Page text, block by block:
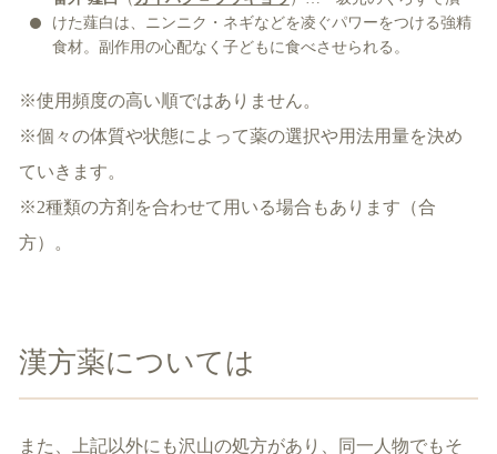
けた薤白は、ニンニク・ネギなどを凌ぐパワーをつける強精
食材。副作用の心配なく子どもに食べさせられる。
※使用頻度の高い順ではありません。
※個々の体質や状態によって薬の選択や用法用量を決め
ていきます。
※2種類の方剤を合わせて用いる場合もあります（合
方）。
漢方薬については
また、上記以外にも沢山の処方があり、同一人物でもそ